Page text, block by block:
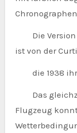
Die Version
ist von der
die 1938
Das
Flugzeug